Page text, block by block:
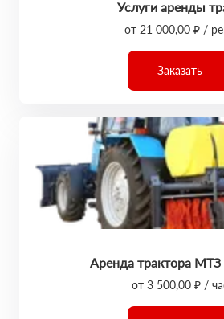
Услуги аренды
от 21 000,00 ₽ /
Заказать
Аренда трактора МТЗ
от 3 500,00 ₽ /